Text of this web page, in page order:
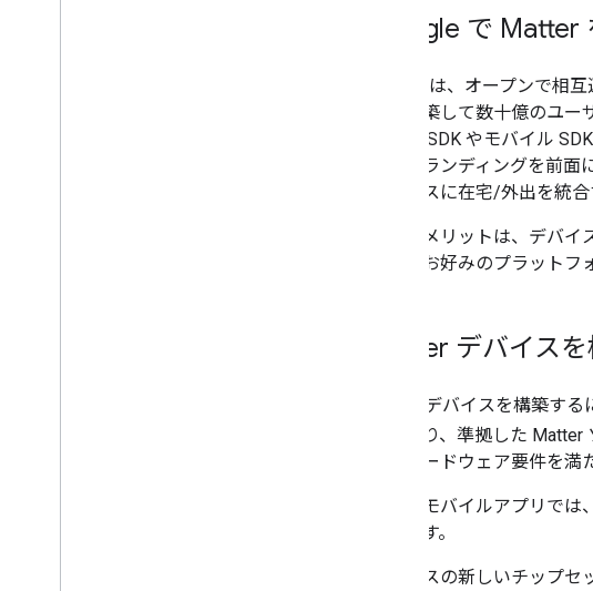
Google で Matter
Google は、オープンで相
速に構築して数十億のユ
バイス SDK やモバイル
し、ブランディングを前
リエンスに在宅/外出を統
最大のメリットは、デバイ
なく、お好みのプラットフ
Matter デバイス
デバイスを構築す
要であり、準拠した Matter
最小ハードウェア要件を満
また、モバイルアプリで
なります。
デバイスの新しいチップ